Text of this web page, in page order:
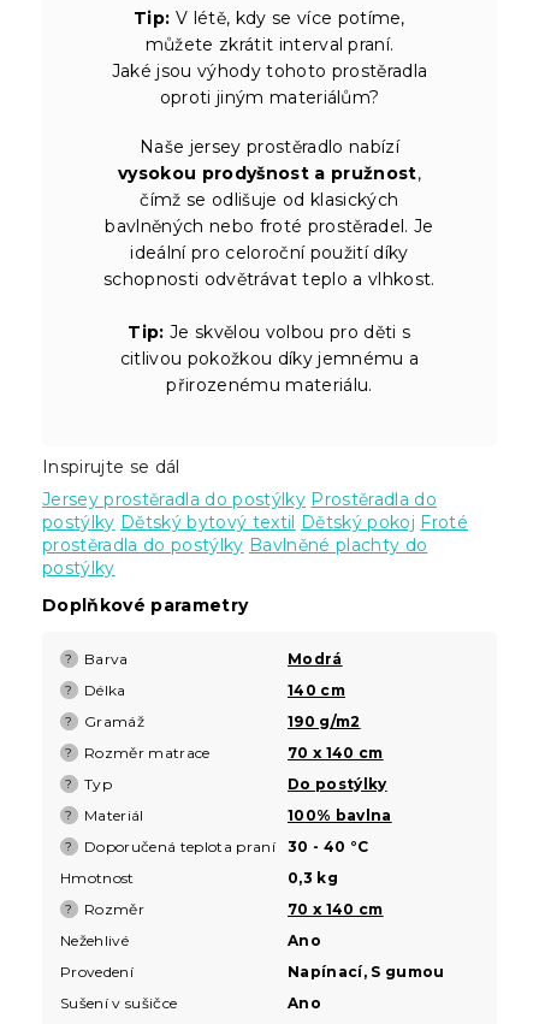
Tip: V létě, kdy se více potíme,
můžete zkrátit interval praní.
Jaké jsou výhody tohoto prostěradla
oproti jiným materiálům?
Naše jersey prostěradlo nabízí
vysokou prodyšnost a pružnost,
čímž se odlišuje od klasických
bavlněných nebo froté prostěradel. Je
ideální pro celoroční použití díky
schopnosti odvětrávat teplo a vlhkost.
Tip: Je skvělou volbou pro děti s
citlivou pokožkou díky jemnému a
přirozenému materiálu.
Inspirujte se dál
Jersey prostěradla do postýlky Prostěradla do
postýlky Dětský bytový textil Dětský pokoj Froté
prostěradla do postýlky Bavlněné plachty do
postýlky
Doplňkové parametry
? Barva Modrá
? Délka 140 cm
? Gramáž 190 g/m2
? Rozměr matrace 70 x 140 cm
? Typ Do postýlky
? Materiál 100% bavlna
? Doporučená teplota praní
30 - 40 °C
Hmotnost
0,3 kg
? Rozměr
70 x 140 cm
Nežehlivé
Ano
Provedení
Napínací, S gumou
Sušení v sušičce
Ano